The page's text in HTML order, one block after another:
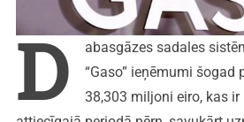
D
abasgāzes sadales
“Gaso” ieņēmumi
38,303 miljoni eiro, kas ir